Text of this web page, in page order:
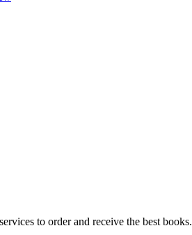
to order and receive the best books.